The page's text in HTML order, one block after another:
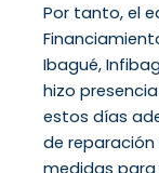
Por tanto, el
Ibagué,
hizo
estos días
de
medidas